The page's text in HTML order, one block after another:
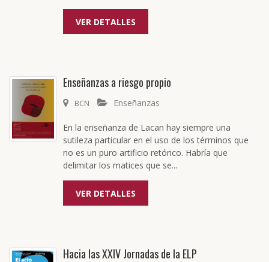
VER DETALLES
Enseñanzas a riesgo propio
BCN Enseñanzas
En la enseñanza de Lacan hay siempre una
sutileza particular en el uso de los términos que
no es un puro artificio retórico. Habría que
delimitar los matices que se...
VER DETALLES
Hacia las XXIV Jornadas de la ELP